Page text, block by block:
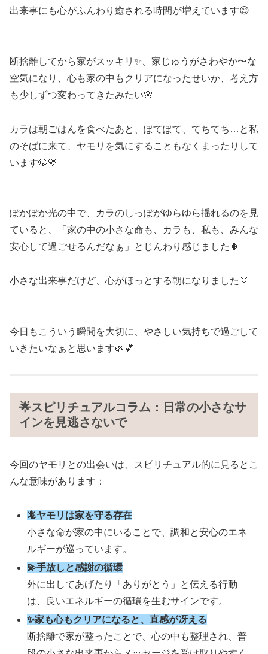
出来事にも心がふんわり癒される時間が増えています😊
断捨離してから家がスッキリ✨、家じゅうがさわやか〜な
空気になり、心も家の中もクリアになったせいか、考え方
も少しずつ変わってきたみたい🌸
カラは朝ごはんを食べたあと、ぽてぽて、てちてち…と私
のそばに来て、ヤモリを気にすることもなくまったりして
います🐶💛
ぽかぽか光の中で、カラのしっぽがゆらゆら揺れるのを見
ていると、「家の中の小さな命も、カラも、私も、みんな
安心して過ごせるんだなぁ」とじんわり感じました🍀
小さな出来事だけど、心がほっとする朝になりました🌞
今日もこういう瞬間を大切に、やさしい気持ちで過ごして
いきたいなぁと思います🌿💕
🌟スピリチュアルコラム：日常の小さなサ
インを見逃さないで
今回のヤモリとの出会いは、スピリチュアル的に見るとこ
んな意味があります：
🦎ヤモリは家を守る存在
小さな命が家の中にいることで、調和と安心のエネ
ルギーが巡っています。
💫手放しと感謝の循環
外に出してあげたり「ありがとう」と伝える行動
は、良いエネルギーの循環を生むサインです。
✨家も心もクリアになると、直感が冴える
断捨離で家が整ったことで、心の中も整理され、普